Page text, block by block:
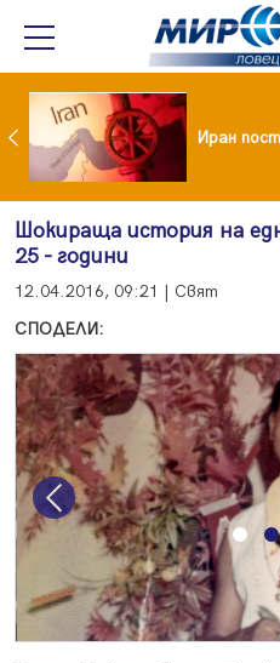
Как кетогенната диета се отразява на някои психични разстройства
Шокираща история на
25 - години
12.04.2016, 09:21 | Свят
СПОДЕЛИ:
Previous